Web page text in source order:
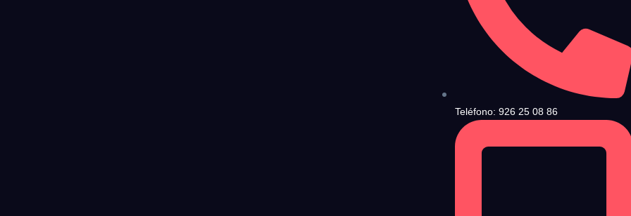
Teléfono: 926 25 08 86
Política de Privacidad , y a continuación confirma que estás